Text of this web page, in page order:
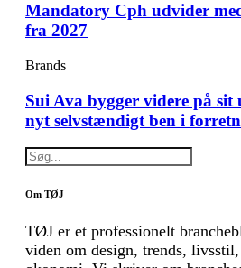
Mandatory Cph udvider
fra 2027
Brands
Sui Ava bygger videre på sit
nyt selvstændigt ben i
Om TØJ
TØJ er et professionelt
viden om design, trends,